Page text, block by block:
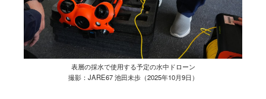
表層の採水で使用する予定の水中ドローン
撮影：JARE67 池田未歩（2025年10月9日）